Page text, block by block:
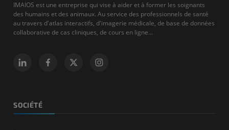
IMAIOS est une entreprise qui vise à aider et à former les soignants
des humains et des animaux. Au service des professionnels de santé
au travers d'atlas interactifs, d'imagerie médicale, de base de données
collaborative de cas cliniques, de cours en ligne...
SOCIÉTÉ